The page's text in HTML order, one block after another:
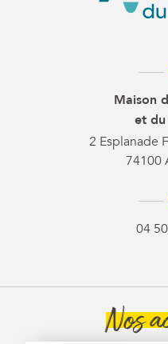
Maison
et du
2 Esplanade
74100
04
Nos